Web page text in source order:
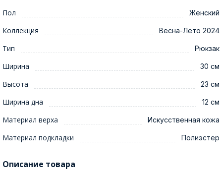
Пол Женский
Коллекция Весна-Лето 2024
Тип Рюкзак
Ширина 30 см
Высота 23 см
Ширина дна 12 см
Материал верха Искусственная кожа
Материал подкладки Полиэстер
Описание товара